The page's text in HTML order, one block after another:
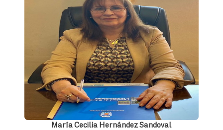
María Cecilia Hernández Sandoval